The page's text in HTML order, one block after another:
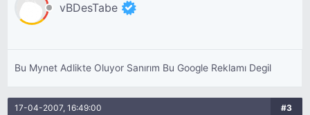
vBDesTabe
Bu Mynet Adlikte Oluyor Sanırım Bu Google Reklamı Degil
17-04-2007, 16:49:00 #3